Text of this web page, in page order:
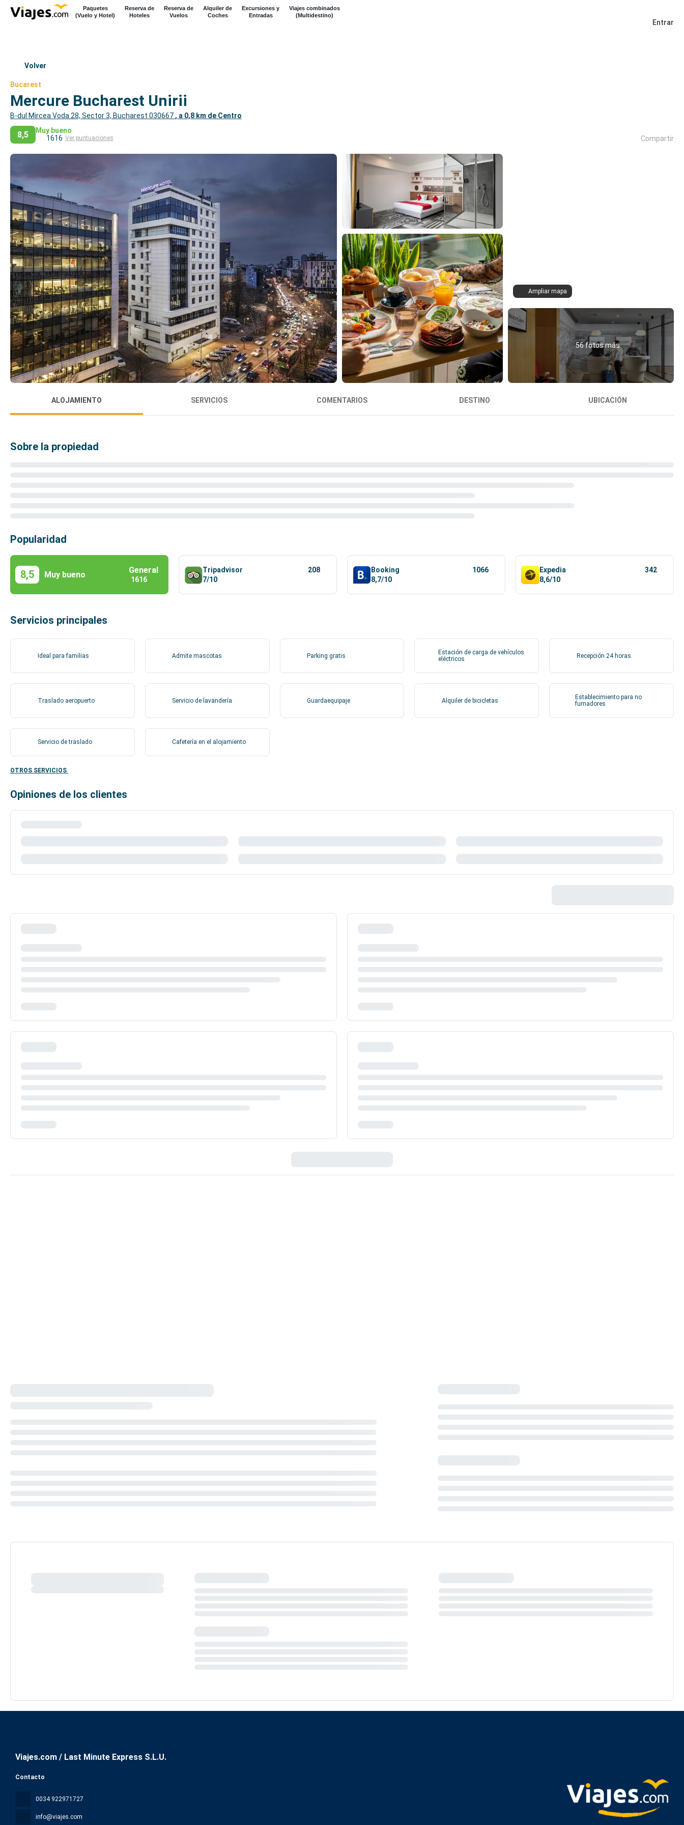
Paquetes
(Vuelo y Hotel)
Reserva de
Hoteles
Reserva de
Vuelos
Alquiler de
Coches
Excursiones y
Entradas
Viajes combinados
(Multidestino)
Entrar
Volver
Bucarest
Mercure Bucharest Unirii
B-dul Mircea Voda 28, Sector 3, Bucharest 030667 , a 0,8 km de Centro
8,5
Muy bueno
1616 Ver puntuaciones Compartir
Ampliar mapa
56 fotos más
ALOJAMIENTO SERVICIOS COMENTARIOS DESTINO UBICACIÓN
Sobre la propiedad
Popularidad
8,5 Muy bueno General
1616
Tripadvisor
7/10
208
Booking
8,7/10
1066
Expedia
8,6/10
342
Servicios principales
Ideal para familias Admite mascotas Parking gratis
Estación de carga de vehículos
eléctricos
Recepción 24 horas
Traslado aeropuerto Servicio de lavandería Guardaequipaje Alquiler de bicicletas
Establecimiento para no
fumadores
Servicio de traslado Cafetería en el alojamiento
OTROS SERVICIOS
Opiniones de los clientes
Viajes.com / Last Minute Express S.L.U.
Contacto
0034 922971727
info@viajes.com